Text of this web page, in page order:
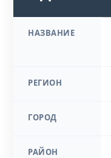
НАЗВАНИЕ
РЕГИОН
ГОРОД
РАЙОН